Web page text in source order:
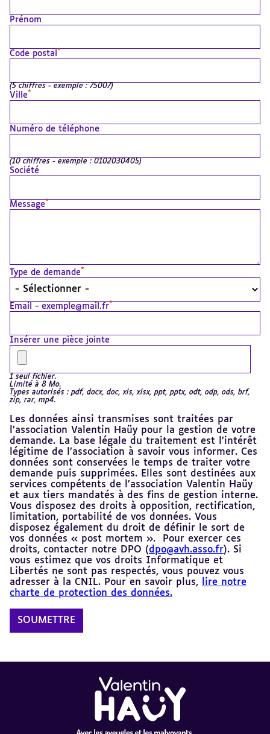
Prénom
Code postal *
(5 chiffres - exemple : 75007)
Ville *
Numéro de téléphone
(10 chiffres - exemple : 0102030405)
Société
Message *
Type de demande *
Email - exemple@mail.fr*
Insérer une pièce jointe
1 seul fichier.
Limité à 8 Mo.
Types autorisés : pdf, docx, doc, xls, xlsx, ppt, pptx, odt, odp, ods, brf,
zip, rar, mp4.
Les données ainsi transmises sont traitées par
l’association Valentin Haüy pour la gestion de votre
demande. La base légale du traitement est l’intérêt
légitime de l’association à savoir vous informer. Ces
données sont conservées le temps de traiter votre
demande puis supprimées. Elles sont destinées aux
services compétents de l’association Valentin Haüy
et aux tiers mandatés à des fins de gestion interne.
Vous disposez des droits à opposition, rectification,
limitation, portabilité de vos données. Vous
disposez également du droit de définir le sort de
vos données « post mortem ». Pour exercer ces
droits, contacter notre DPO (dpo@avh.asso.fr). Si
vous estimez que vos droits Informatique et
Libertés ne sont pas respectés, vous pouvez vous
adresser à la CNIL. Pour en savoir plus,
lire notre
charte de protection des données.